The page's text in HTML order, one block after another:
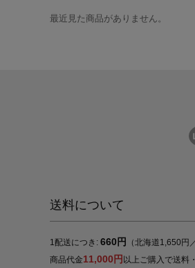
最近見た商品がありません。
送料について
1配送につき: 660円
（北海道1,650円
商品代金11,000円 以上ご購入で送料